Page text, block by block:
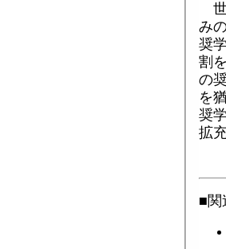
世
み
奨
割
の
を
奨
拡
■関